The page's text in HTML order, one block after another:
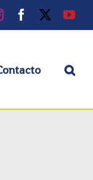
InstagramFacebook